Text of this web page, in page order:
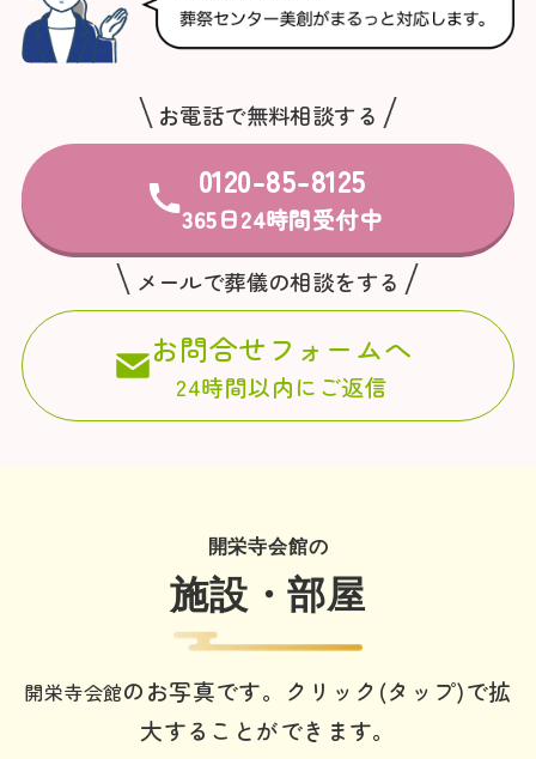
お電話で無料相談する
0120-85-8125
365日24時間受付中
メールで葬儀の相談をする
お問合せフォームへ
24時間以内にご返信
開栄寺会館の
施設・部屋
開栄寺会館のお写真です。クリック(タップ)で拡
大することができます。